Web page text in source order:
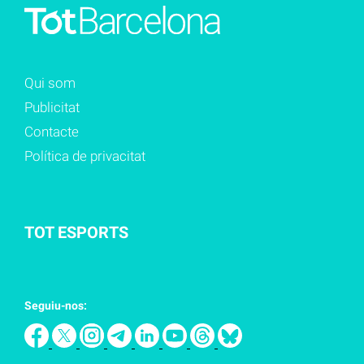
Qui som
Publicitat
Contacte
Política de privacitat
TOT ESPORTS
Seguiu-nos: